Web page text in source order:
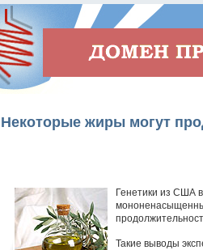
Некоторые жиры могут
Генетики из США
Такие выводы